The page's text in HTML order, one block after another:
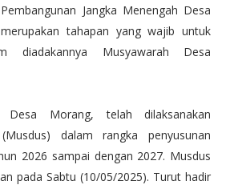
Jangka Menengah Desa
merupakan tahapan yang wajib untuk
diadakannya Musyawarah Desa
Morang, telah dilaksanakan
dalam rangka penyusunan
2026 sampai dengan 2027. Musdus
pada Sabtu (10/05/2025). Turut hadir